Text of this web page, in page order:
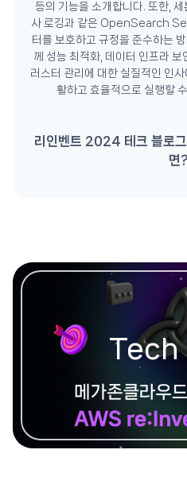
등의 기능을 소개합니다. 또한,
사 로깅과 같은 OpenSearch
터를 보호하고 규정을 준수하는
께 성능 최적화, 데이터 인프라
러스터 관리에 대한 실질적인 인
활하고 효율적으로 실행할
리인벤트 2024 테크 블로
면?
Tech